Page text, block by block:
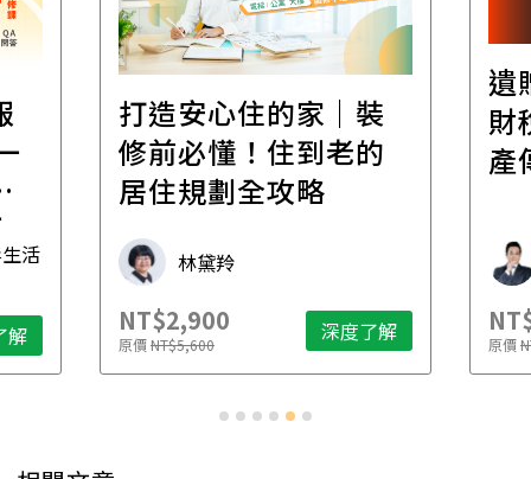
活
解
打造安心住的家｜裝
修前必懂！住到老的
居住規劃全攻略
林黛羚
NT$2,900
原價NT$5,600 深度了解
遺
財
產
原價